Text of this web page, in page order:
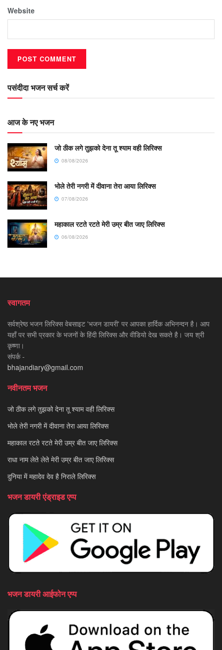
Website
पसंदीदा भजन सर्च करें
आज के नए भजन
जो ठीक लगे तुझको देना तू श्याम वही लिरिक्स
08/08/2026
भोले तेरी नगरी में दीवाना तेरा आया लिरिक्स
07/08/2026
महाकाल रटते रटते मेरी उम्र बीत जाए लिरिक्स
06/08/2026
स्वागतम
सर्वश्रेष्ठ भजन लिरिक्स वेबसाइट 'भजन डायरी' पर आपका हार्दिक अभिनन्दन है। आप
यहाँ पर सभी प्रकार के भजनों के हिंदी लिरिक्स और वीडियो देख सकते है। जय श्री
कृष्णा।
संपर्क -
bhajandiary@gmail.com
नवीनतम भजन
जो ठीक लगे तुझको देना तू श्याम वही लिरिक्स
भोले तेरी नगरी में दीवाना तेरा आया लिरिक्स
महाकाल रटते रटते मेरी उम्र बीत जाए लिरिक्स
राधा नाम लेते लेते मेरी उम्र बीत जाए लिरिक्स
दुनिया में महादेव देव है निराले लिरिक्स
भजन डायरी एंड्राइड एप्प
भजन डायरी आईफोन एप्प